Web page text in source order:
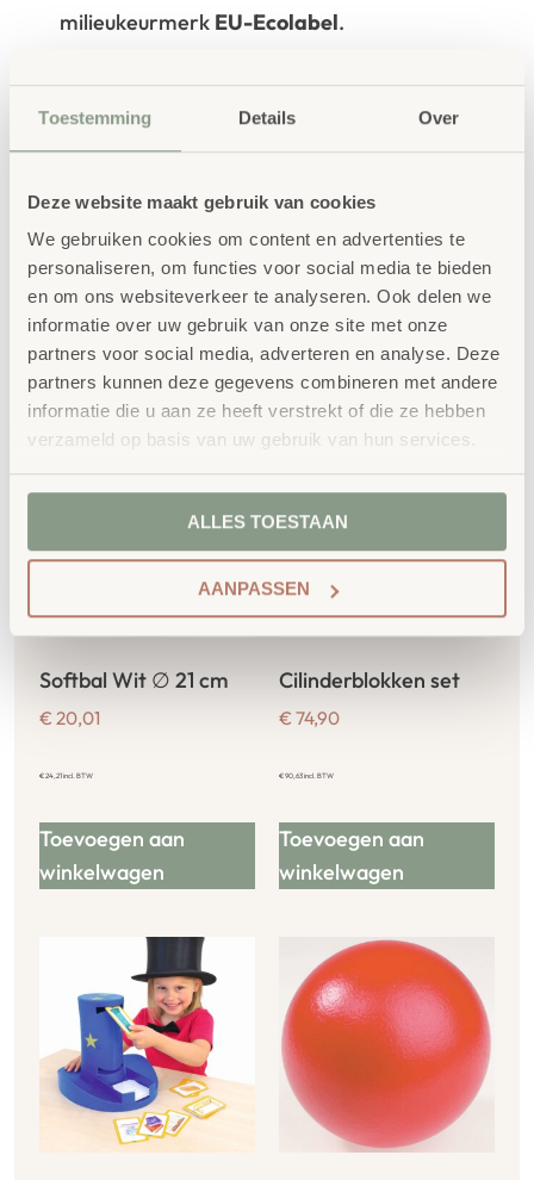
Toestemming Details Over
Deze website maakt gebruik van cookies
We gebruiken cookies om content en advertenties te
personaliseren, om functies voor social media te bieden
en om ons websiteverkeer te analyseren. Ook delen we
informatie over uw gebruik van onze site met onze
partners voor social media, adverteren en analyse. Deze
partners kunnen deze gegevens combineren met andere
informatie die u aan ze heeft verstrekt of die ze hebben
verzameld op basis van uw gebruik van hun services.
ALLES TOESTAAN
AANPASSEN
milieukeurmerk EU-Ecolabel.
SKU 86261
Gerelateerde
producten
Softbal Wit ∅ 21 cm
€ 20,01
€24,21incl. BTW
Toevoegen aan
winkelwagen
Cilinderblokken set
€ 74,90
€90,63incl. BTW
Toevoegen aan
winkelwagen